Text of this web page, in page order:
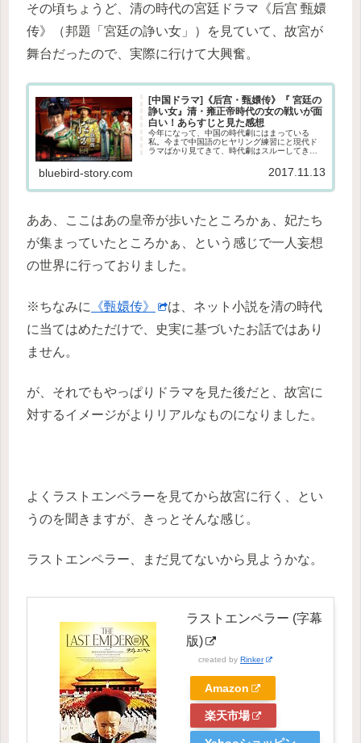
その頃ちょうど、清の時代の宮廷ドラマ《后宫 甄嬛
传》（邦題「宮廷の諍い女」）を見ていて、故宮が
舞台だったので、実際に行けて大興奮。
[中国ドラマ]《后宫・甄嬛传》『 宮廷の
諍い女』清・雍正帝時代の女の戦いが面
白い！あらすじと見た感想
今年になって、中国の時代劇にはまっている
私。今まで中国語のヒヤリング練習にと現代ド
ラマばかり見てきて、時代劇はスルーしてきた
劇を遡って見ています。今まで見たのは琅琊榜
bluebird-story.com 2017.11.13
ああ、ここはあの皇帝が歩いたところかぁ、妃たち
が集まっていたところかぁ、という感じで一人妄想
の世界に行っておりました。
※ちなみに 《甄嬛传》
は、ネット小説を清の時代
に当てはめただけで、
史実に基づいたお話ではあり
ません。
が、それでもやっぱりドラマを見た後だと、故宮に
対するイメージがよりリアルなものになりました。
よくラストエンペラーを見てから故宮に行く、とい
うのを聞きますが、きっとそんな感じ。
ラストエンペラー、まだ見てないから見ようかな。
ラストエンペラー (字幕
版)
created by Rinker
Amazon
楽天市場